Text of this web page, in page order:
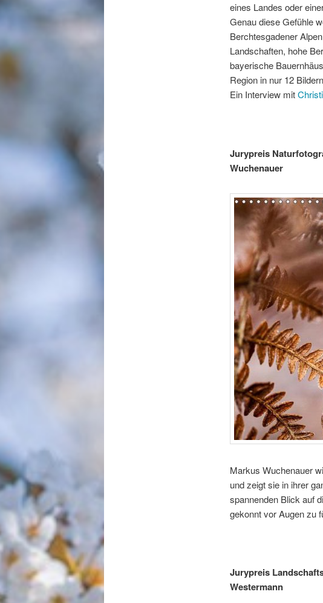
eines Landes oder
Genau diese Gefühle
Berchtesgadener
Landschaften, hohe
bayerische
Region in nur 12
Ein Interview mit
Jurypreis
Wuchenauer
Markus Wuchenauer
und zeigt sie in ihrer
spannenden Blick auf
gekonnt vor Augen zu
Jurypreis
Westermann